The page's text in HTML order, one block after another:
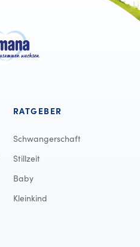
RATGEBER
Schwangerschaft
Stillzeit
Baby
Kleinkind